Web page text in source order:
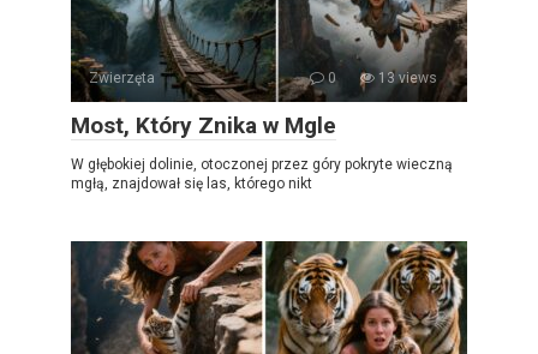
Zwierzęta 0 13 views
Most, Który Znika w Mgle
W głębokiej dolinie, otoczonej przez góry pokryte wieczną
mgłą, znajdował się las, którego nikt